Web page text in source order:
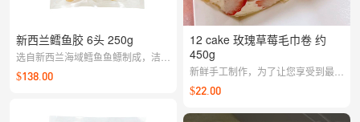
新西兰鳕鱼胶 6头 250g
选自新西兰海域鳕鱼鱼鳔制成，洁净
淡香、口感Q弹；清炖或与鸡汤、排
骨同煲，汤感清润不腥，层次更鲜。
$138.00
12 cake 玫瑰草莓毛巾卷 约
450g
新鲜手工制作，为了让您享受到最佳
口感和风味，请在收到后尽快享用。
【每周一至周五，16:00截单，周二
至周六配送】
$22.00